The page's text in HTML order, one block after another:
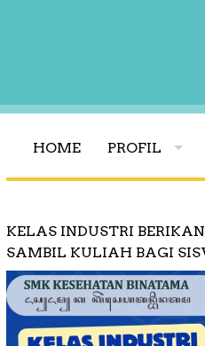
HOME PROFIL
KELAS INDUSTRI
SAMBIL KULIAH BAGI